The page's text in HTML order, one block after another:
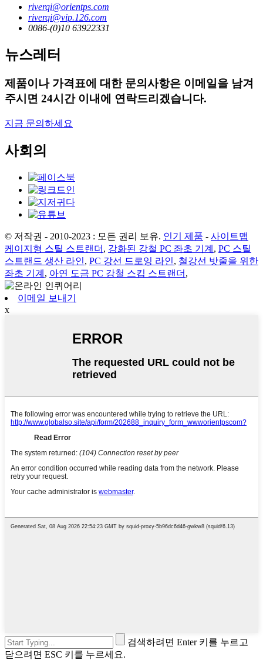
riverqi@orientps.com
riverqi@vip.126.com
0086-(0)10 63922331
뉴스레터
제품이나 가격표에 대한 문의사항은 이메일을 남겨
주시면 24시간 이내에 연락드리겠습니다.
지금 문의하세요
사회의
© 저작권 - 2010-2023 : 모든 권리 보유. 인기 제품 - 사이트맵
케이지형 스틸 스트랜더 , 강화된 강철 PC 좌초 기계 , PC 스틸
스트랜드 생산 라인, PC 강선 드로잉 라인, 철강선 밧줄을 위한
좌초 기계 , 아연 도금 PC 강철 스킵 스트랜더 ,
이메일 보내기
x
검색하려면 Enter 키를 누르고
닫으려면 ESC 키를 누르세요.